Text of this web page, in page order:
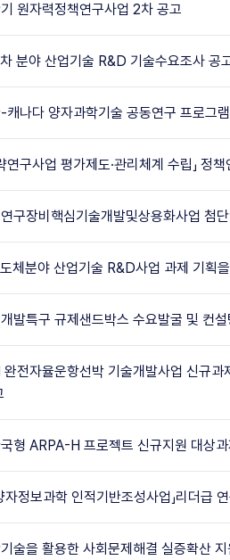
원자력정책연구사업 2차 공고
분야 산업기술 R&D 기술수요조사 공
나다 양자과학기술 공동연구 프로그
연구사업 평가제도·관리체계 수립」 정
구장비핵심기술개발및상용화사업 첨
체분야 산업기술 R&D사업 과제 기획
발특구 규제샌드박스 수요발굴 및 컨설
전자율운항선박 기술개발사업 신규
형 ARPA-H 프로젝트 신규지원 대상과
자정보과학 인적기반조성사업」리더급
술을 활용한 사회문제해결 실증확산